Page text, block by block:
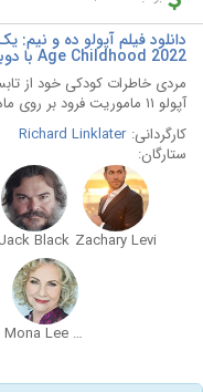
Age Childhood 2022 با دوبله فارسی
آپولو ۱۱ ماموریت فرود بر روی ماه را به انجام رساند و ...
کارگردانی: Richard Linklater
ستارگان:
Zachary Levi
Jack Black
Mona Lee Fultz